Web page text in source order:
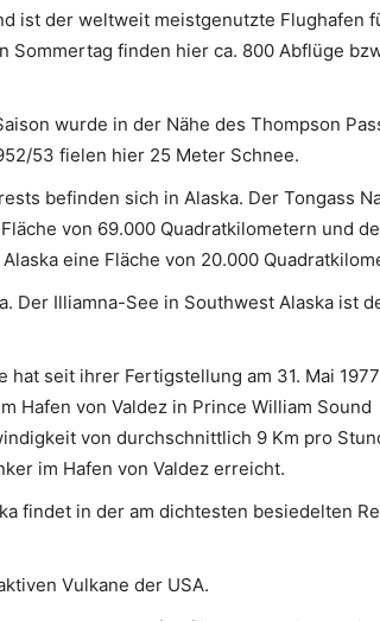
ist der weltweit meistgenutzte Flughafen
Sommertag finden hier ca. 800 Abflüge
wurde in der Nähe des Thompson
53 fielen hier 25 Meter Schnee.
befinden sich in Alaska. Der Tongass
von 69.000 Quadratkilometern und
eine Fläche von 20.000
Der Illiamna-See in Southwest Alaska ist
hat seit ihrer Fertigstellung am 31. Mai
Hafen von Valdez in Prince William Sound
von durchschnittlich 9 Km pro
im Hafen von Valdez erreicht.
findet in der am dichtesten besiedelten
Vulkane der USA.